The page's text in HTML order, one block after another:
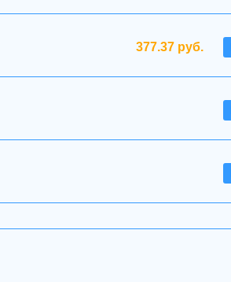
377.37 руб.